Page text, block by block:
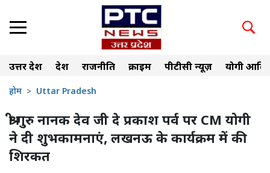
उत्तर प्रदेश देश राजनीति क्राइम पीटीसी न्यूज़ योगी
होम Uttar Pradesh
श्री गुरु नानक देव जी दे प्रकाश पर्व पर CM योगी
ने दी शुभकामनाएं, लखनऊ के कार्यक्रम में की
शिरकत